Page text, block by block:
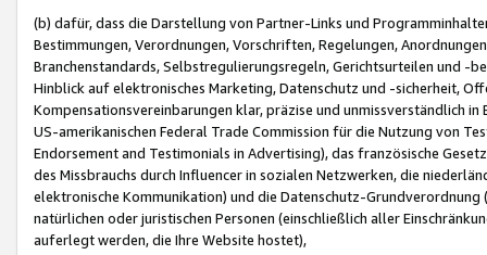
(b) dafür, dass die Darstellung von Partner-Links und
Bestimmungen, Verordnungen, Vorschriften, Regelungen,
Branchenstandards, Selbstregulierungsregeln, Gerichtsurteilen und -
Hinblick auf elektronisches Marketing, Datenschutz und -sicherheit,
Kompensationsvereinbarungen klar, präzise und unmissverständlich
US-amerikanischen Federal Trade Commission für die Nutzung von
Endorsement and Testimonials in Advertising), das französische
des Missbrauchs durch Influencer in sozialen Netzwerken, die
elektronische Kommunikation) und die Datenschutz-
natürlichen oder juristischen Personen (einschließlich aller
auferlegt werden, die Ihre Website hostet),